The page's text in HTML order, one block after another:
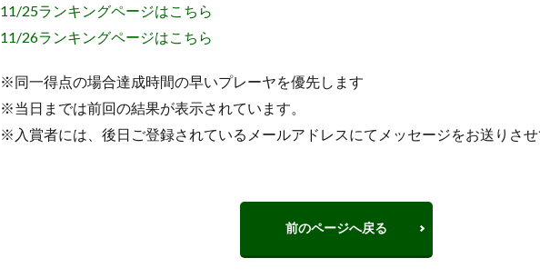
11/25ランキングページはこちら
11/26ランキングページはこちら
※同一得点の場合達成時間の早いプレーヤを優先します
※当日までは前回の結果が表示されています。
※入賞者には、後日ご登録されているメールアドレスにてメッセージをお送りさせ
前のページへ戻る